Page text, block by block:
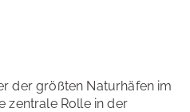
der größten Naturhäfen im
zentrale Rolle in der